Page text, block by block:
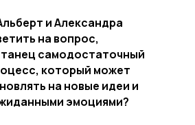
и Александра
на вопрос,
самодостаточный
который может
на новые идеи и
эмоциями?